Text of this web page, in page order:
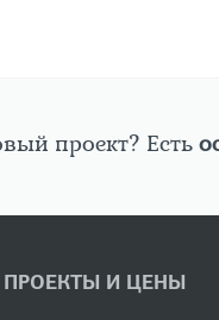
проект? Есть
ПРОЕКТЫ И ЦЕНЫ